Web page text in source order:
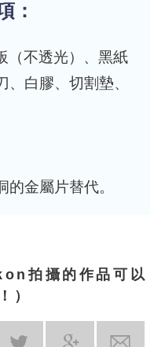
：
（不透光）、黑紙
、白膠、切割墊、
金屬片替代。
拍攝的作品可以
）